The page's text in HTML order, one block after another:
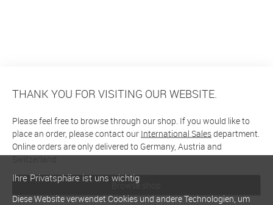
THANK YOU FOR VISITING OUR WEBSITE.
Please feel free to browse through our shop. If you would like to
place an order, please contact our International Salesdepartment.
Online orders are only delivered to Germany, Austria and
Switzerland
Browse shop
Ihre Privatsphäre ist uns wichtig
Diese Website verwendet Cookies und andere Technologien, um